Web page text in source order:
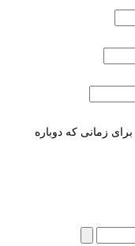
زمانی که دوباره